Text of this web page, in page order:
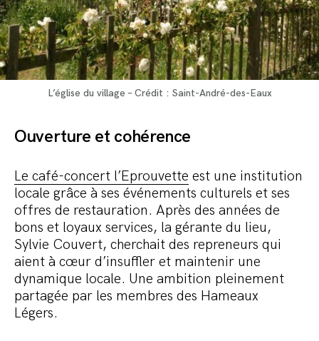
L’église du village – Crédit : Saint-André-des-Eaux
Ouverture et cohérence
Le café-concert l’Eprouvette est une institution
locale grâce à ses événements culturels et ses
offres de restauration. Après des années de
bons et loyaux services, la gérante du lieu,
Sylvie Couvert, cherchait des repreneurs qui
aient à cœur d’insuffler et maintenir une
dynamique locale. Une ambition pleinement
partagée par les membres des Hameaux
Légers.